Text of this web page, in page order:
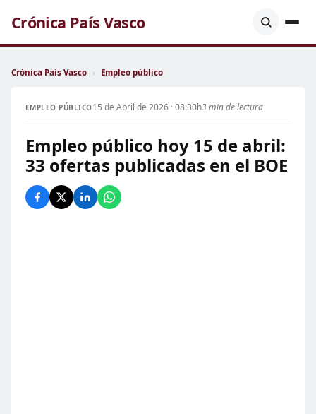
Crónica País Vasco
Crónica País Vasco › Empleo público
EMPLEO PÚBLICO15 de Abril de 2026 · 08:30h3 min de lectura
Empleo público hoy 15 de abril:
33 ofertas publicadas en el BOE